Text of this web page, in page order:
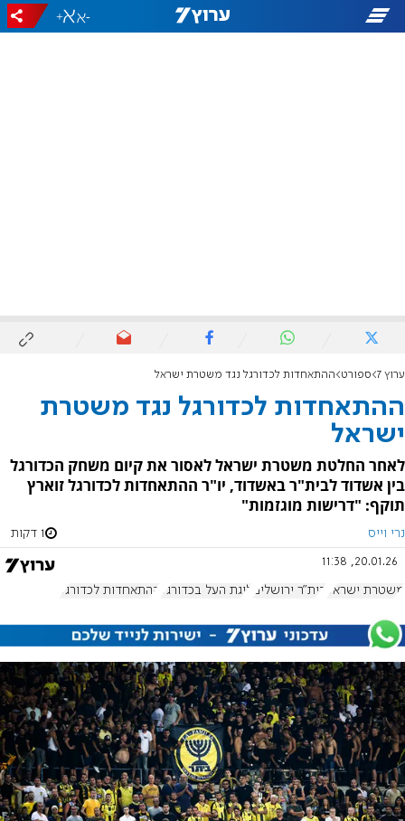
-
+
ערוץ 7 ספורט ההתאחדות לכדורגל נגד משטרת ישראל
ההתאחדות לכדורגל נגד משטרת
ישראל
לאחר החלטת משטרת ישראל לאסור את קיום משחק הכדורגל
בין אשדוד לבית"ר באשדוד, יו"ר ההתאחדות לכדורגל זוארץ
תוקף: "דרישות מוגזמות"
נרי וייס 1 דקות
20.01.26, 11:38
משטרת ישראל בית"ר ירושלים ליגת העל בכדורגל ההתאחדות לכדורגל